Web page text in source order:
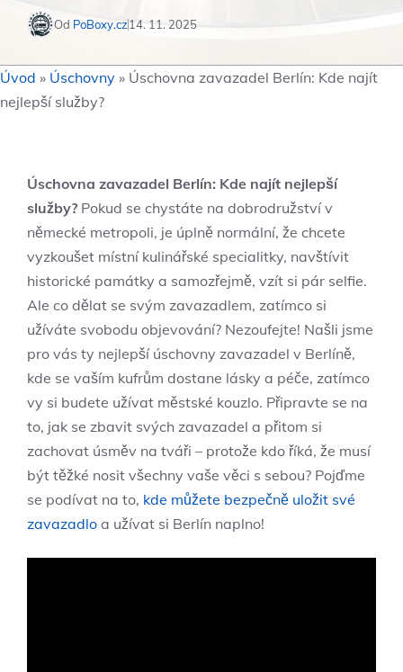
Od PoBoxy.cz14. 11. 2025
Úvod » Úschovny » Úschovna zavazadel Berlín: Kde najít
nejlepší služby?
Úschovna zavazadel Berlín: Kde najít nejlepší
služby? Pokud se chystáte na dobrodružství v
německé metropoli, je úplně normální, že chcete
vyzkoušet místní kulinářské specialitky, navštívit
historické památky a samozřejmě, vzít si pár selfie.
Ale co dělat se svým zavazadlem, zatímco si
užíváte svobodu objevování? Nezoufejte! Našli jsme
pro vás ty nejlepší úschovny zavazadel v Berlíně,
kde se vaším kufrům dostane lásky a péče, zatímco
vy si budete užívat městské kouzlo. Připravte se na
to, jak se zbavit svých zavazadel a přitom si
zachovat úsměv na tváři – protože kdo říká, že musí
být těžké nosit všechny vaše věci s sebou? Pojďme
se podívat na to, kde můžete bezpečně uložit své
zavazadlo a užívat si Berlín naplno!